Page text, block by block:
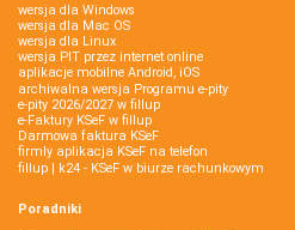
wersja dla Windows
wersja dla Mac OS
wersja dla Linux
wersja PIT przez internet online
aplikacje mobilne Android, iOS
archiwalna wersja Programu e-pity
e-pity 2026/2027 w fillup
e‑Faktury KSeF w fillup
Darmowa faktura KSeF
firmly aplikacja KSeF na telefon
fillup | k24 - KSeF w biurze rachunkowym
Poradniki